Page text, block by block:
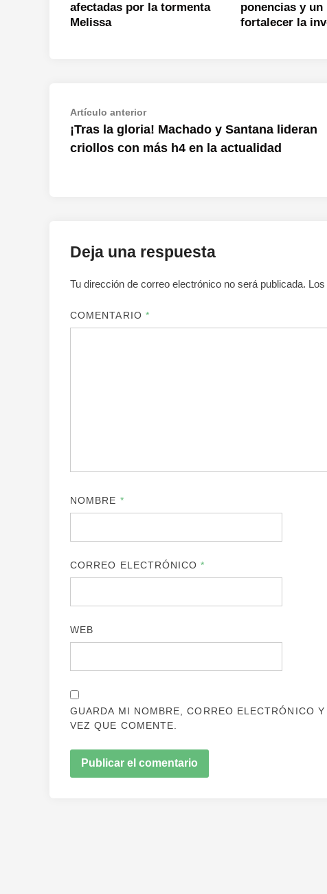
afectadas por la tormenta
Melissa
ponencias y un
fortalecer la
Navegación
de
entradas
Artículo anteriorArtículo
anterior:
¡Tras la gloria! Machado y Santana lideran
criollos con más h4 en la actualidad
Deja una respuesta
Tu dirección de correo electrónico no será publicada.
COMENTARIO *
NOMBRE *
CORREO ELECTRÓNICO*
WEB
GUARDA MI NOMBRE, CORREO ELECTRÓNICO
VEZ QUE COMENTE.